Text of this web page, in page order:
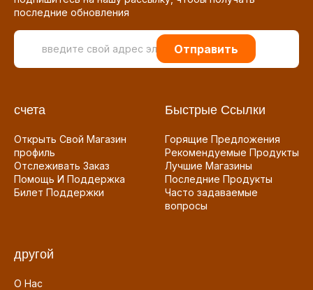
последние обновления
Отправить
счета
Открыть Свой Магазин
профиль
Отслеживать Заказ
Помощь И Поддержка
Билет Поддержки
Быстрые Ссылки
Горящие Предложения
Рекомендуемые Продукты
Лучшие Магазины
Последние Продукты
Часто задаваемые
вопросы
другой
О Нас